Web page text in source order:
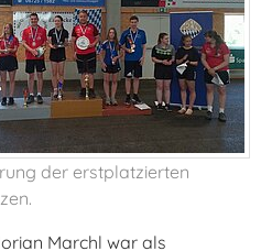
der erstplatzierten
Marchl war als